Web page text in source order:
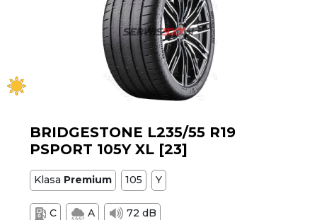
BRIDGESTONE L235/55 R19
PSPORT 105Y XL [23]
Klasa Premium 105 Y
C A 72 dB